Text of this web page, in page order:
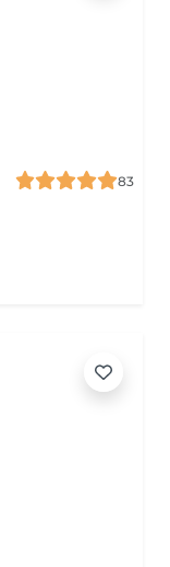
83